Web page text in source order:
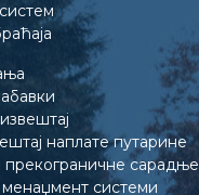
наплате путарине
сарадње
системи